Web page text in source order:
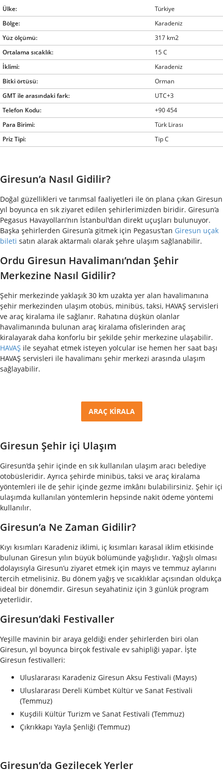
Ülke:
Türkiye
Bölge:
Karadeniz
Yüz ölçümü:
317 km2
Ortalama sıcaklık:
15 C
İklimi:
Karadeniz
Bitki örtüsü:
Orman
GMT ile arasındaki fark:
UTC+3
Telefon Kodu:
+90 454
Para Birimi:
Türk Lirası
Priz Tipi:
Tip C
Giresun’a Nasıl Gidilir?
Doğal güzellikleri ve tarımsal faaliyetleri ile ön plana çıkan Giresun
yıl boyunca en sık ziyaret edilen şehirlerimizden biridir. Giresun’a
Pegasus Havayolları’nın İstanbul'dan direkt uçuşları bulunuyor.
Başka şehirlerden Giresun’a gitmek için Pegasus’tan Giresun uçak
bileti satın alarak aktarmalı olarak şehre ulaşım sağlanabilir.
Ordu Giresun Havalimanı’ndan Şehir
Merkezine Nasıl Gidilir?
Şehir merkezinde yaklaşık 30 km uzakta yer alan havalimanına
şehir merkezinden ulaşım otobüs, minibüs, taksi, HAVAŞ servisleri
ve araç kiralama ile sağlanır. Rahatına düşkün olanlar
havalimanında bulunan araç kiralama ofislerinden araç
kiralayarak daha konforlu bir şekilde şehir merkezine ulaşabilir.
HAVAŞ ile seyahat etmek isteyen yolcular ise hemen her saat başı
HAVAŞ servisleri ile havalimanı şehir merkezi arasında ulaşım
sağlayabilir.
ARAÇ KİRALA
Giresun Şehir içi Ulaşım
Giresun’da şehir içinde en sık kullanılan ulaşım aracı belediye
otobüsleridir. Ayrıca şehirde minibüs, taksi ve araç kiralama
yöntemleri ile de şehir içinde gezme imkânı bulabilirsiniz. Şehir içi
ulaşımda kullanılan yöntemlerin hepsinde nakit ödeme yöntemi
kullanılır.
Giresun’a Ne Zaman Gidilir?
Kıyı kısımları Karadeniz iklimi, iç kısımları karasal iklim etkisinde
bulunan Giresun yılın büyük bölümünde yağışlıdır. Yağışlı olması
dolayısıyla Giresun’u ziyaret etmek için mayıs ve temmuz aylarını
tercih etmelisiniz. Bu dönem yağış ve sıcaklıklar açısından oldukça
ideal bir dönemdir. Giresun seyahatiniz için 3 günlük program
yeterlidir.
Giresun’daki Festivaller
Yeşille mavinin bir araya geldiği ender şehirlerden biri olan
Giresun, yıl boyunca birçok festivale ev sahipliği yapar. İşte
Giresun festivalleri:
Uluslararası Karadeniz Giresun Aksu Festivali (Mayıs)
Uluslararası Dereli Kümbet Kültür ve Sanat Festivali
(Temmuz)
Kuşdili Kültür Turizm ve Sanat Festivali (Temmuz)
Çıkrıkkapı Yayla Şenliği (Temmuz)
Giresun’da Gezilecek Yerler